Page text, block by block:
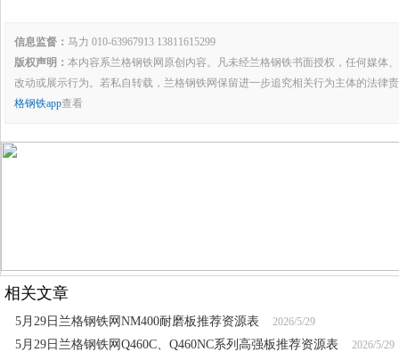
信息监督： 马力 010-63967913 13811615299
版权声明： 本内容系兰格钢铁网原创内容。凡未经兰格钢铁书面授权，任何媒体
改动或展示行为。若私自转载，兰格钢铁网保留进一步追究相关行为主体的法律
格钢铁app查看
相关文章
5月29日兰格钢铁网NM400耐磨板推荐资源表 2026/5/29
5月29日兰格钢铁网Q460C、Q460NC系列高强板推荐资源表 2026/5/29